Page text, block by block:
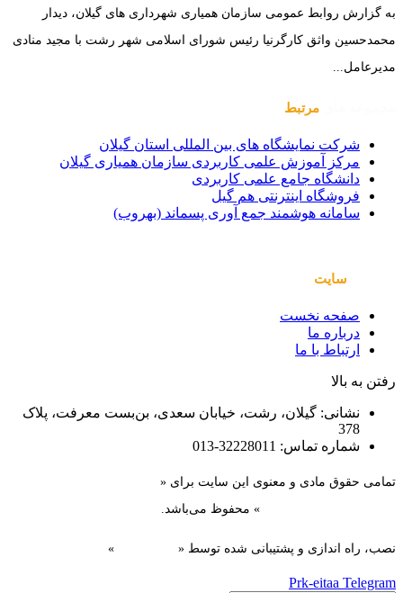
به گزارش روابط عمومی سازمان همیاری شهرداری های گیلان، دیدار
محمدحسین واثق کارگرنیا رئیس شورای اسلامی شهر رشت با مجید منادی
مدیرعامل...
مرتبط
شرکت نمایشگاه های بین المللی استان گیلان
مرکز آموزش علمی کاربردی سازمان همیاری گیلان
دانشگاه جامع علمی کاربردی
فروشگاه اینترنتی هم گیل
سامانه هوشمند جمع آوری پسماند (بهروب)
سایت
صفحه نخست
درباره ما
ارتباط با ما
رفتن به بالا
نشانی: گیلان، رشت، خیابان سعدی، بن‌بست معرفت، پلاک
378
شماره تماس: 32228011-013
تمامی حقوق مادی و معنوی این سایت برای «
» محفوظ می‌باشد.
نصب، راه اندازی و پشتیبانی شده توسط « »
Prk-eitaa Telegram